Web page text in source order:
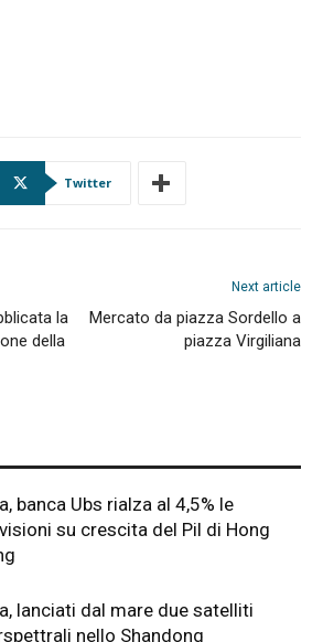
Twitter
la
della
Next article
Mercato da piazza Sordello a
piazza Virgiliana
banca Ubs rialza al 4,5% le
su crescita del Pil di Hong
lanciati dal mare due satelliti
nello Shandong